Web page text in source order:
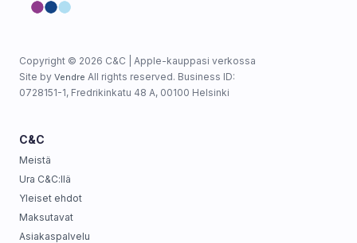
Copyright © 2026 C&C | Apple-kauppasi verkossa
Site by Vendre All rights reserved. Business ID:
0728151-1, Fredrikinkatu 48 A, 00100 Helsinki
C&C
Meistä
Ura C&C:llä
Yleiset ehdot
Maksutavat
Asiakaspalvelu